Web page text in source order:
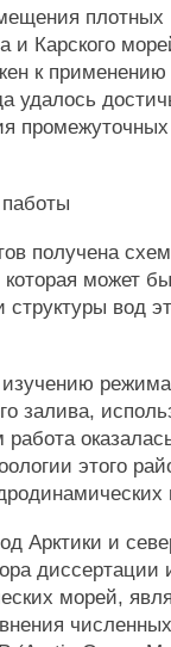
Карского
к
удалось
получена
может
структуры вод
залива,
этого
Арктики и
диссертации
морей,